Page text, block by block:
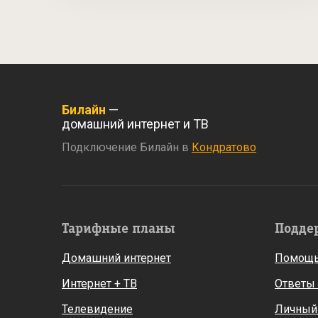
Билайн —
домашний интернет и ТВ
Подключение Билайн в Кондратово
Тарифные планы
Домашний интернет
Интернет + ТВ
Телевидение
Ответы
Личный